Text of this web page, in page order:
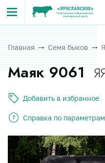
Главная Семя быков
Маяк 9061
Добавить в избранное
Справка по параметрам